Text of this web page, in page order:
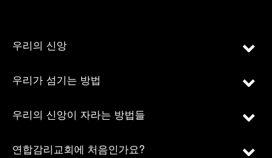
우리의 신앙
우리가 섬기는 방법
우리의 신앙이 자라는 방법들
연합감리교회에 처음인가요?